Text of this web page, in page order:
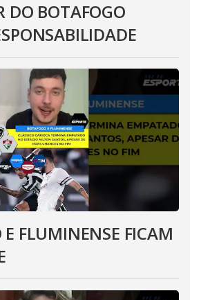
DO BOTAFOGO
E FLUMINENSE FICAM